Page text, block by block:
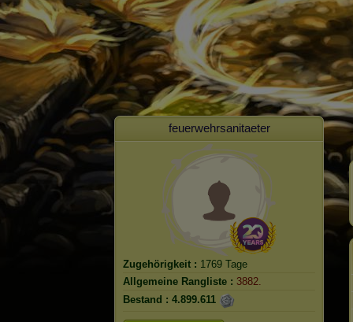
feuerwehrsanitaeter
Zugehörigkeit : 1769 Tage
Allgemeine Rangliste : 3882.
Bestand : 4.899.611